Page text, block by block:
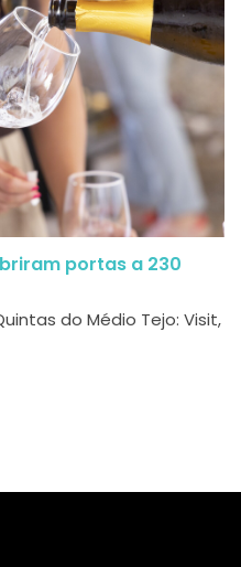
portas a 230
do Médio Tejo: Visit,